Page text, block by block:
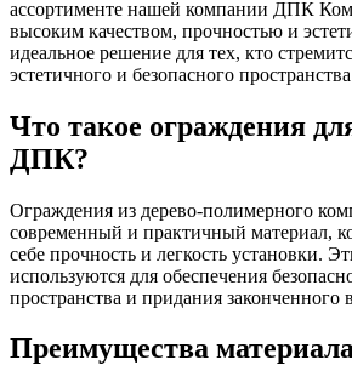
ассортименте нашей компании ДПК
высоким качеством, прочностью и
идеальное решение для тех, кто
эстетичного и безопасного
Что такое ограждения
ДПК?
Ограждения из дерево-полимерного
современный и практичный материал,
себе прочность и легкость установки.
используются для обеспечения
пространства и придания законченного
Преимущества